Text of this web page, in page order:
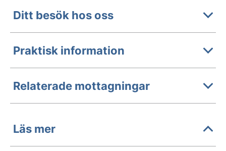
Ditt besök hos oss
Praktisk information
Relaterade mottagningar
Läs mer